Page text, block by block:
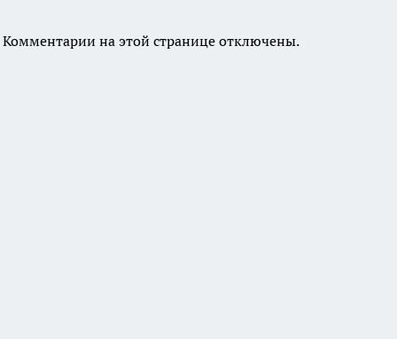
Комментарии на этой странице отключены.